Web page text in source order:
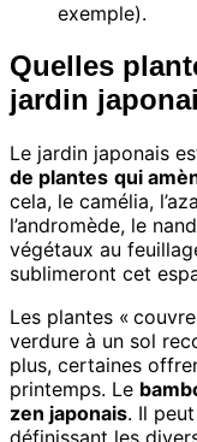
exemple).
Quelles
jardin
Le jardin japonais
de plantes qui
cela, le camélia,
l’andromède, le
végétaux au
sublimeront cet
Les plantes «
verdure à un sol
plus, certaines
printemps. Le
zen japonais. Il
définissant les